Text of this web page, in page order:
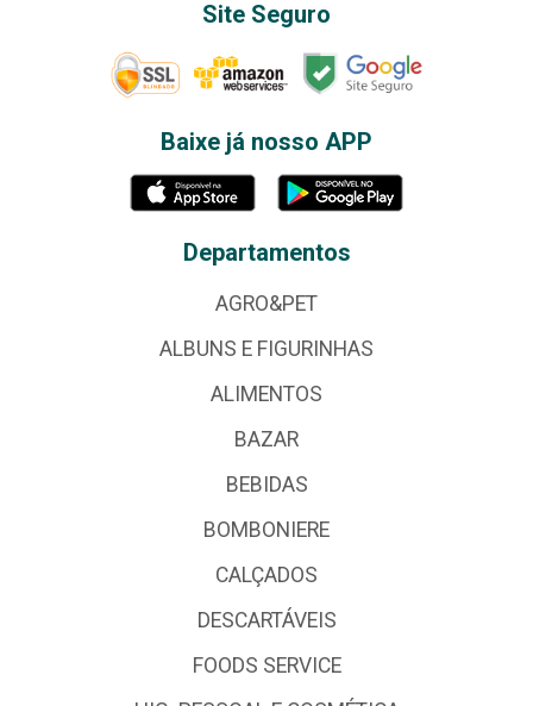
Site Seguro
Baixe já nosso APP
Departamentos
AGRO&PET
ALBUNS E FIGURINHAS
ALIMENTOS
BAZAR
BEBIDAS
BOMBONIERE
CALÇADOS
DESCARTÁVEIS
FOODS SERVICE